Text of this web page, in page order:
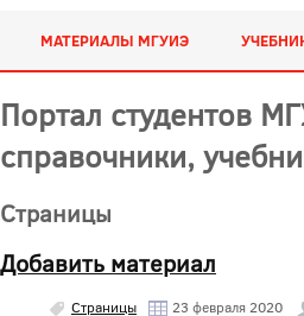
МАТЕРИАЛЫ МГУИЭ
Портал студентов
справочники,
Страницы
Добавить материал
Страницы 23 февраля 2020